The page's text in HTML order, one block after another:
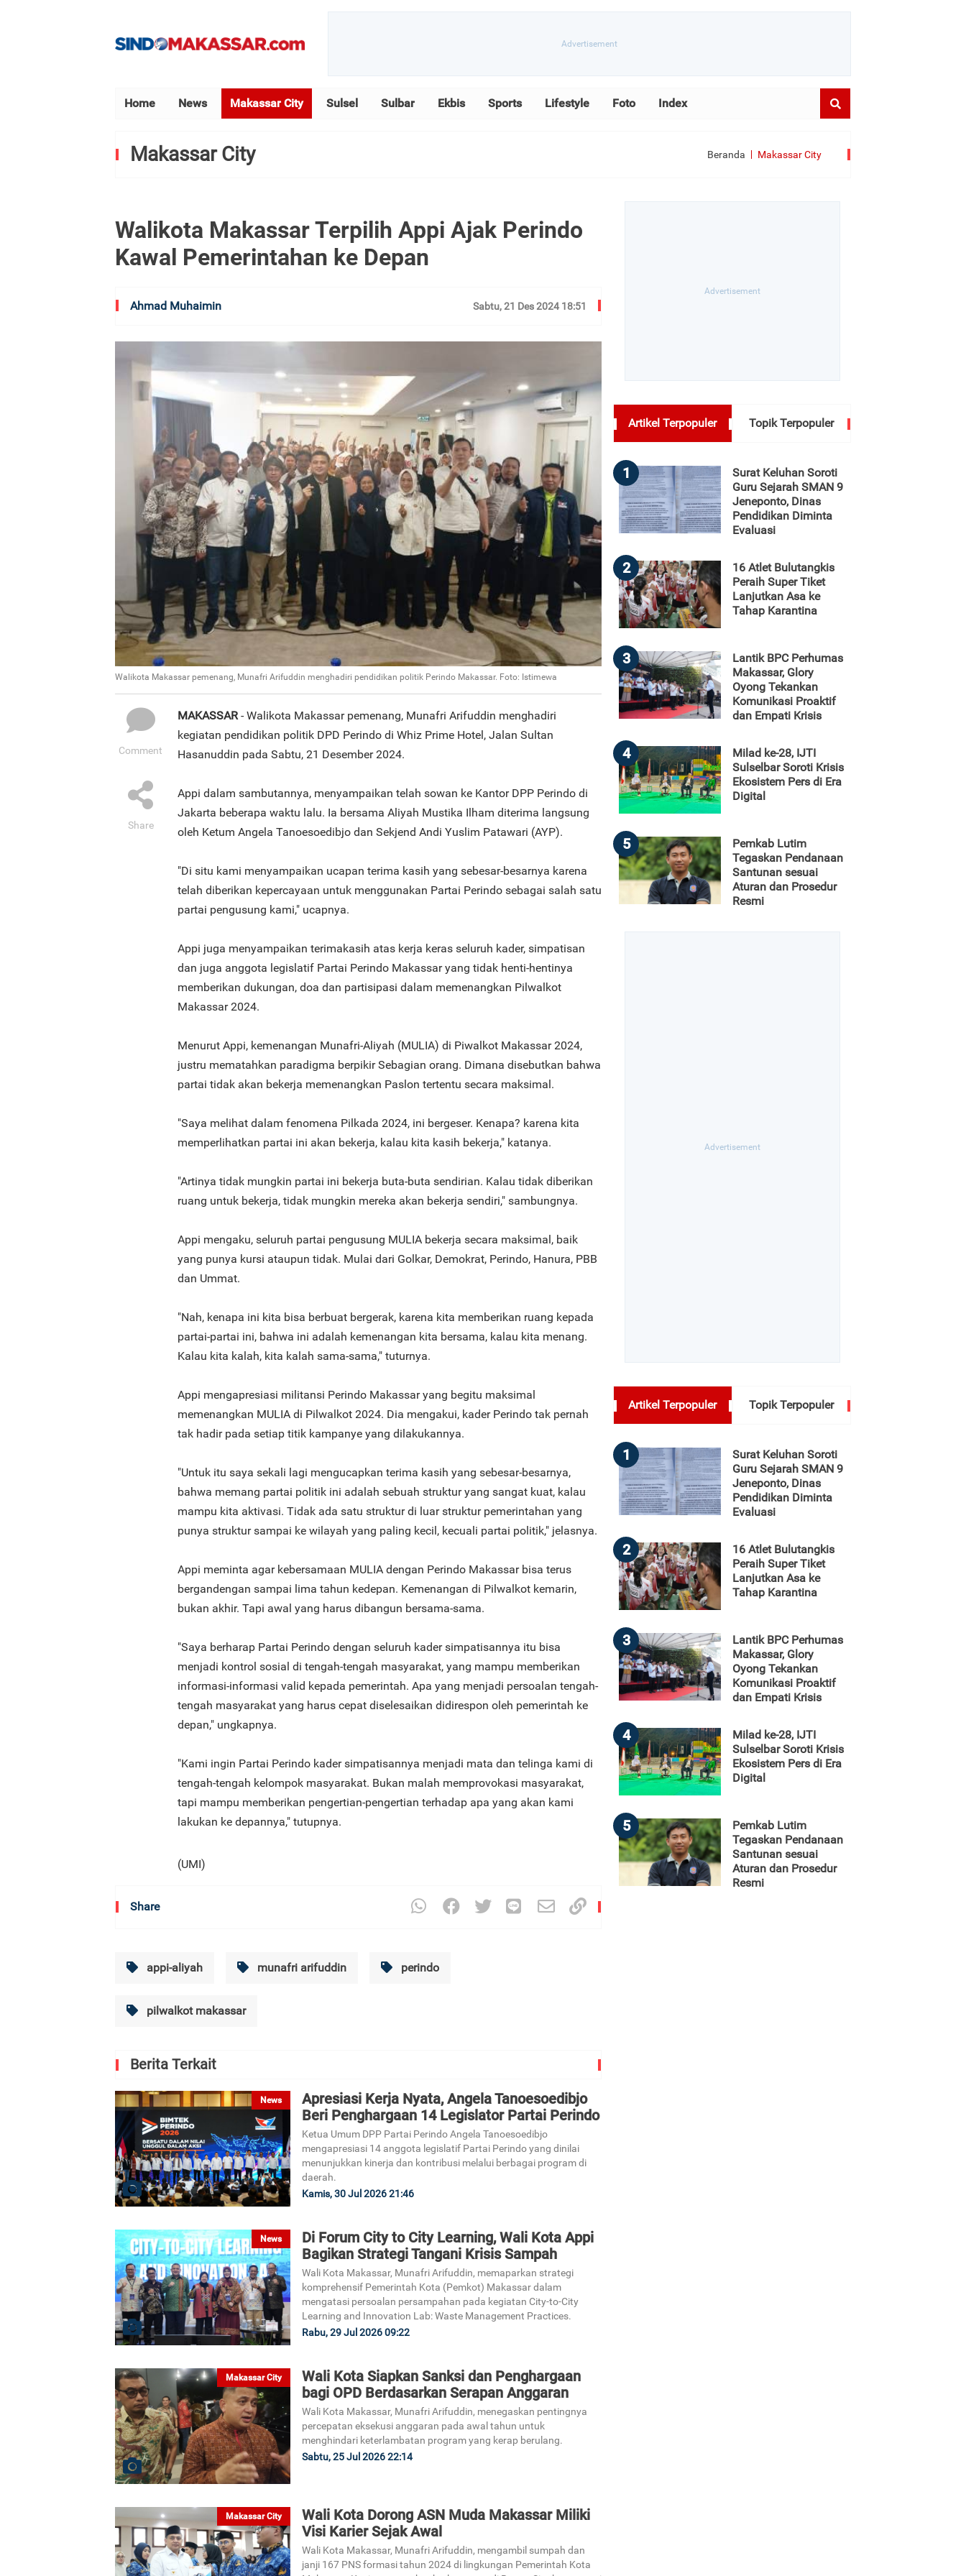
Home News Makassar City Sulsel Sulbar Ekbis Sports Lifestyle Foto Index
Makassar City Beranda Makassar City
Walikota Makassar Terpilih Appi Ajak Perindo
Kawal Pemerintahan ke Depan
Ahmad Muhaimin Sabtu, 21 Des 2024 18:51
Walikota Makassar pemenang, Munafri Arifuddin menghadiri pendidikan politik Perindo Makassar. Foto: Istimewa
Comment
Share
MAKASSAR- Walikota Makassar pemenang, Munafri Arifuddin menghadiri
kegiatan pendidikan politik DPD Perindo di Whiz Prime Hotel, Jalan Sultan
Hasanuddin pada Sabtu, 21 Desember 2024.
Appi dalam sambutannya, menyampaikan telah sowan ke Kantor DPP Perindo di
Jakarta beberapa waktu lalu. Ia bersama Aliyah Mustika Ilham diterima langsung
oleh Ketum Angela Tanoesoedibjo dan Sekjend Andi Yuslim Patawari (AYP).
"Di situ kami menyampaikan ucapan terima kasih yang sebesar-besarnya karena
telah diberikan kepercayaan untuk menggunakan Partai Perindo sebagai salah satu
partai pengusung kami," ucapnya.
Appi juga menyampaikan terimakasih atas kerja keras seluruh kader, simpatisan
dan juga anggota legislatif Partai Perindo Makassar yang tidak henti-hentinya
memberikan dukungan, doa dan partisipasi dalam memenangkan Pilwalkot
Makassar 2024.
Menurut Appi, kemenangan Munafri-Aliyah (MULIA) di Piwalkot Makassar 2024,
justru mematahkan paradigma berpikir Sebagian orang. Dimana disebutkan bahwa
partai tidak akan bekerja memenangkan Paslon tertentu secara maksimal.
"Saya melihat dalam fenomena Pilkada 2024, ini bergeser. Kenapa? karena kita
memperlihatkan partai ini akan bekerja, kalau kita kasih bekerja," katanya.
"Artinya tidak mungkin partai ini bekerja buta-buta sendirian. Kalau tidak diberikan
ruang untuk bekerja, tidak mungkin mereka akan bekerja sendiri," sambungnya.
Appi mengaku, seluruh partai pengusung MULIA bekerja secara maksimal, baik
yang punya kursi ataupun tidak. Mulai dari Golkar, Demokrat, Perindo, Hanura, PBB
dan Ummat.
"Nah, kenapa ini kita bisa berbuat bergerak, karena kita memberikan ruang kepada
partai-partai ini, bahwa ini adalah kemenangan kita bersama, kalau kita menang.
Kalau kita kalah, kita kalah sama-sama," tuturnya.
Appi mengapresiasi militansi Perindo Makassar yang begitu maksimal
memenangkan MULIA di Pilwalkot 2024. Dia mengakui, kader Perindo tak pernah
tak hadir pada setiap titik kampanye yang dilakukannya.
"Untuk itu saya sekali lagi mengucapkan terima kasih yang sebesar-besarnya,
bahwa memang partai politik ini adalah sebuah struktur yang sangat kuat, kalau
mampu kita aktivasi. Tidak ada satu struktur di luar struktur pemerintahan yang
punya struktur sampai ke wilayah yang paling kecil, kecuali partai politik," jelasnya.
Appi meminta agar kebersamaan MULIA dengan Perindo Makassar bisa terus
bergandengan sampai lima tahun kedepan. Kemenangan di Pilwalkot kemarin,
bukan akhir. Tapi awal yang harus dibangun bersama-sama.
"Saya berharap Partai Perindo dengan seluruh kader simpatisannya itu bisa
menjadi kontrol sosial di tengah-tengah masyarakat, yang mampu memberikan
informasi-informasi valid kepada pemerintah. Apa yang menjadi persoalan tengah-
tengah masyarakat yang harus cepat diselesaikan didirespon oleh pemerintah ke
depan," ungkapnya.
"Kami ingin Partai Perindo kader simpatisannya menjadi mata dan telinga kami di
tengah-tengah kelompok masyarakat. Bukan malah memprovokasi masyarakat,
tapi mampu memberikan pengertian-pengertian terhadap apa yang akan kami
lakukan ke depannya," tutupnya.
(UMI)
Share
appi-aliyah munafri arifuddin perindo
pilwalkot makassar
Berita Terkait
News
Apresiasi Kerja Nyata, Angela Tanoesoedibjo
Beri Penghargaan 14 Legislator Partai Perindo
Ketua Umum DPP Partai Perindo Angela Tanoesoedibjo
mengapresiasi 14 anggota legislatif Partai Perindo yang dinilai
menunjukkan kinerja dan kontribusi melalui berbagai program di
daerah.
Kamis, 30 Jul 2026 21:46
News
Di Forum City to City Learning, Wali Kota Appi
Bagikan Strategi Tangani Krisis Sampah
Wali Kota Makassar, Munafri Arifuddin, memaparkan strategi
komprehensif Pemerintah Kota (Pemkot) Makassar dalam
mengatasi persoalan persampahan pada kegiatan City-to-City
Learning and Innovation Lab: Waste Management Practices.
Rabu, 29 Jul 2026 09:22
Makassar City
Wali Kota Siapkan Sanksi dan Penghargaan
bagi OPD Berdasarkan Serapan Anggaran
Wali Kota Makassar, Munafri Arifuddin, menegaskan pentingnya
percepatan eksekusi anggaran pada awal tahun untuk
menghindari keterlambatan program yang kerap berulang.
Sabtu, 25 Jul 2026 22:14
Makassar City
Wali Kota Dorong ASN Muda Makassar Miliki
Visi Karier Sejak Awal
Wali Kota Makassar, Munafri Arifuddin, mengambil sumpah dan
janji 167 PNS formasi tahun 2024 di lingkungan Pemerintah Kota
Artikel Terpopuler Topik Terpopuler
1
Surat Keluhan Soroti
Guru Sejarah SMAN 9
Jeneponto, Dinas
Pendidikan Diminta
Evaluasi
2
16 Atlet Bulutangkis
Peraih Super Tiket
Lanjutkan Asa ke
Tahap Karantina
3
Lantik BPC Perhumas
Makassar, Glory
Oyong Tekankan
Komunikasi Proaktif
dan Empati Krisis
4
Milad ke-28, IJTI
Sulselbar Soroti Krisis
Ekosistem Pers di Era
Digital
5
Pemkab Lutim
Tegaskan Pendanaan
Santunan sesuai
Aturan dan Prosedur
Resmi
Artikel Terpopuler Topik Terpopuler
1
Surat Keluhan Soroti
Guru Sejarah SMAN 9
Jeneponto, Dinas
Pendidikan Diminta
Evaluasi
2
16 Atlet Bulutangkis
Peraih Super Tiket
Lanjutkan Asa ke
Tahap Karantina
3
Lantik BPC Perhumas
Makassar, Glory
Oyong Tekankan
Komunikasi Proaktif
dan Empati Krisis
4
Milad ke-28, IJTI
Sulselbar Soroti Krisis
Ekosistem Pers di Era
Digital
5
Pemkab Lutim
Tegaskan Pendanaan
Santunan sesuai
Aturan dan Prosedur
Resmi